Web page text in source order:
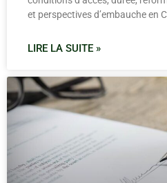
et perspectives d’embauche en
LIRE LA SUITE »